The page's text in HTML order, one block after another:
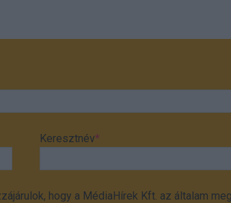
Keresztnév*
hogy a MédiaHírek Kft. az általam